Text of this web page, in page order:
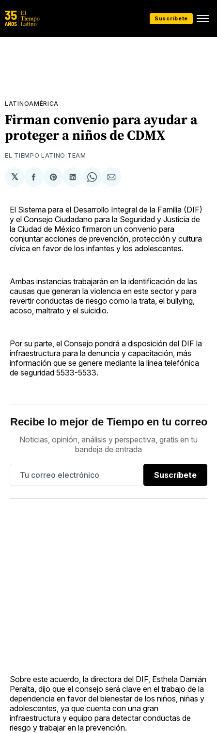
Suscríbete
LATINOAMÉRICA
Firman convenio para ayudar a
proteger a niños de CDMX
EL TIEMPO LATINO TEAM
𝕏
Compartir
en
Share
on
Compartir
en
Share
on
Compartir
via
El Sistema para el Desarrollo Integral de la Familia (DIF)
y el Consejo Ciudadano para la Seguridad y Justicia de
la Ciudad de México firmaron un convenio para
conjuntar acciones de prevención, protección y cultura
cívica en favor de los infantes y los adolescentes.
Ambas instancias trabajarán en la identificación de las
causas que generan la violencia en este sector y para
revertir conductas de riesgo como la trata, el bullying,
acoso, maltrato y el suicidio.
Por su parte, el Consejo pondrá a disposición del DIF la
infraestructura para la denuncia y capacitación, más
información que se genere mediante la línea telefónica
de seguridad 5533-5533.
Recibe lo mejor de Tiempo en tu correo
Noticias, opinión, análisis y perspectiva, gratis en tu
bandeja de entrada
Suscríbete
Sobre este acuerdo, la directora del DIF, Esthela Damián
Peralta, dijo que el consejo será clave en el trabajo de la
dependencia en favor del bienestar de los niños, niñas y
adolescentes, ya que cuenta con una gran
infraestructura y equipo para detectar conductas de
riesgo y trabajar en la prevención.